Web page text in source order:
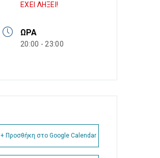
ΕΧΕΙ ΛΗΞΕΙ!
ΏΡΑ
20:00 - 23:00
+ Προσθήκη στο Google Calendar